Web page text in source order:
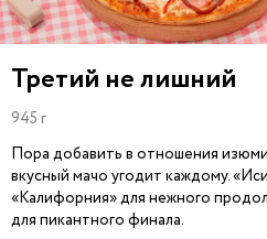
Третий не лишний
945 г
Пора добавить в отношения
вкусный мачо угодит каждому.
«Калифорния» для нежного
для пикантного финала.